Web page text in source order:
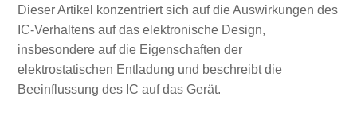
Dieser Artikel konzentriert sich auf die Auswirkungen des
IC-Verhaltens auf das elektronische Design,
insbesondere auf die Eigenschaften der
elektrostatischen Entladung und beschreibt die
Beeinflussung des IC auf das Gerät.